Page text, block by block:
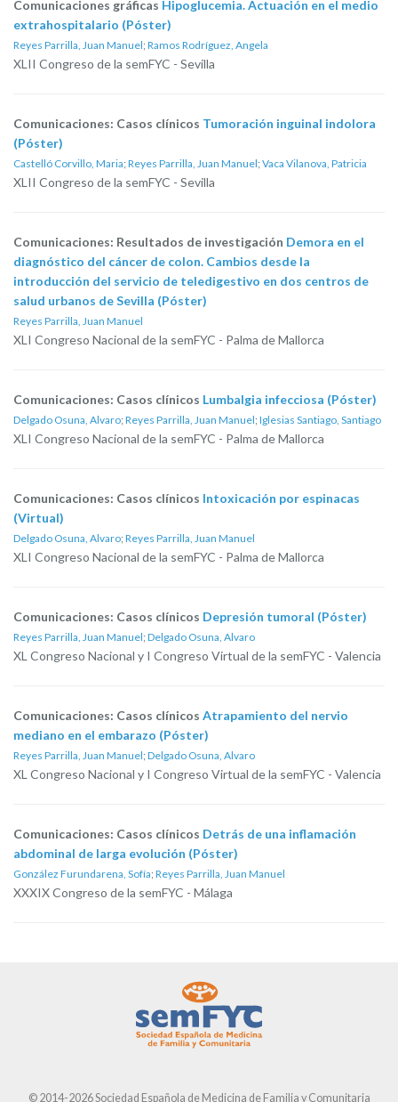
Comunicaciones gráficas Hipoglucemia. Actuación en el medio
extrahospitalario (Póster)
Reyes Parrilla, Juan Manuel; Ramos Rodríguez, Angela
XLII Congreso de la semFYC - Sevilla
Comunicaciones: Casos clínicos Tumoración inguinal indolora
(Póster)
Castelló Corvillo, Maria; Reyes Parrilla, Juan Manuel; Vaca Vilanova, Patricia
XLII Congreso de la semFYC - Sevilla
Comunicaciones: Resultados de investigación Demora en el
diagnóstico del cáncer de colon. Cambios desde la
introducción del servicio de teledigestivo en dos centros de
salud urbanos de Sevilla (Póster)
Reyes Parrilla, Juan Manuel
XLI Congreso Nacional de la semFYC - Palma de Mallorca
Comunicaciones: Casos clínicos Lumbalgia infecciosa (Póster)
Delgado Osuna, Alvaro; Reyes Parrilla, Juan Manuel; Iglesias Santiago, Santiago
XLI Congreso Nacional de la semFYC - Palma de Mallorca
Comunicaciones: Casos clínicos Intoxicación por espinacas
(Virtual)
Delgado Osuna, Alvaro; Reyes Parrilla, Juan Manuel
XLI Congreso Nacional de la semFYC - Palma de Mallorca
Comunicaciones: Casos clínicos Depresión tumoral (Póster)
Reyes Parrilla, Juan Manuel; Delgado Osuna, Alvaro
XL Congreso Nacional y I Congreso Virtual de la semFYC - Valencia
Comunicaciones: Casos clínicos Atrapamiento del nervio
mediano en el embarazo (Póster)
Reyes Parrilla, Juan Manuel; Delgado Osuna, Alvaro
XL Congreso Nacional y I Congreso Virtual de la semFYC - Valencia
Comunicaciones: Casos clínicos Detrás de una inflamación
abdominal de larga evolución (Póster)
González Furundarena, Sofía; Reyes Parrilla, Juan Manuel
XXXIX Congreso de la semFYC - Málaga
© 2014-2026 Sociedad Española de Medicina de Familia y Comunitaria